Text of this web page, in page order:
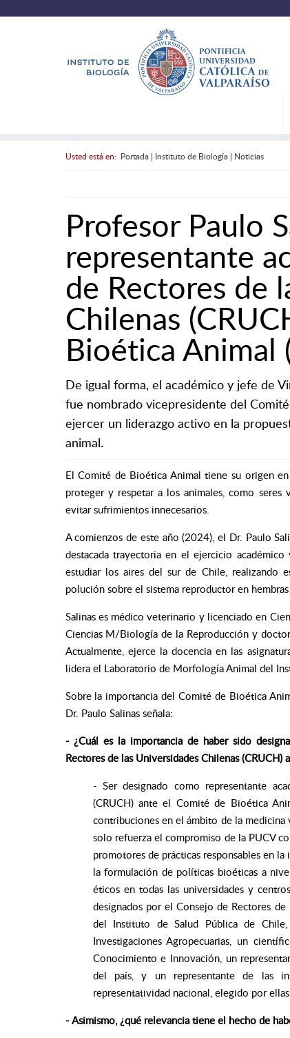
Usted está en: Portada| Instituto de Biología| Noticias
Profesor Paulo
representante
de Rectores de
Chilenas
Bioética Animal
De igual forma, el académico y jefe de
fue nombrado vicepresidente del
ejercer un liderazgo activo en la
animal.
El Comité de Bioética Animal tiene su origen
proteger y respetar a los animales, como seres
evitar sufrimientos innecesarios.
A comienzos de este año (2024), el Dr. Paulo
destacada trayectoria en el ejercicio
estudiar los aires del sur de Chile, realizando
polución sobre el sistema reproductor en
Salinas es médico veterinario y licenciado en
Ciencias M/Biología de la Reproducción y
Actualmente, ejerce la docencia en las
lidera el Laboratorio de Morfología Animal del
Sobre la importancia del Comité de Bioética
Dr. Paulo Salinas señala:
- ¿Cuál es la importancia de haber sido
Rectores de las Universidades Chilenas
- Ser designado como representante
(CRUCH) ante el Comité de Bioética
contribuciones en el ámbito de la
solo refuerza el compromiso de la PUCV
promotores de prácticas responsables en
la formulación de políticas bioéticas a
éticos en todas las universidades y
designados por el Consejo de Rectores
del Instituto de Salud Pública de
Investigaciones Agropecuarias, un
Conocimiento e Innovación, un
del país, y un representante de las
representatividad nacional, elegido por
- Asimismo, ¿qué relevancia tiene el hecho de